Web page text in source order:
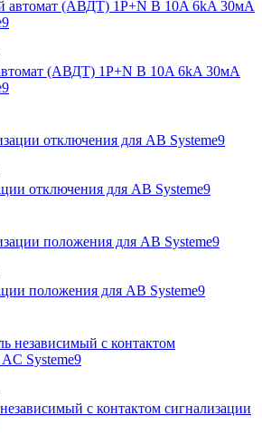
(АВДТ) 1P+N B 10A 6kA 30мА
отключения для АВ Systeme9
положения для АВ Systeme9
с контактом сигнализации